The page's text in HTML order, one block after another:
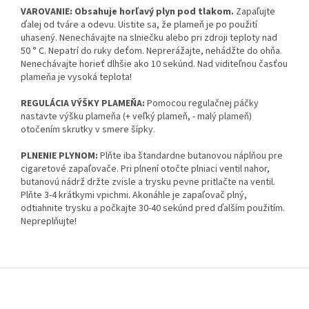
VAROVANIE: Obsahuje horľavý plyn pod tlakom. Zapaľujte
ďalej od tváre a odevu. Uistite sa, že plameň je po použití
uhasený. Nenechávajte na slniečku alebo pri zdroji teploty nad
50 ° C. Nepatrí do ruky deťom. Neprerážajte, nehádžte do ohňa.
Nenechávajte horieť dlhšie ako 10 sekúnd. Nad viditeľnou časťou
plameňa je vysoká teplota!
REGULÁCIA VÝŠKY PLAMEŇA: Pomocou regulačnej páčky
nastavte výšku plameňa (+ veľký plameň, - malý plameň)
otočením skrutky v smere šípky.
PLNENIE PLYNOM: Plňte iba štandardne butanovou náplňou pre
cigaretové zapaľovače. Pri plnení otočte plniaci ventil nahor,
butanovú nádrž držte zvisle a trysku pevne pritlačte na ventil.
Plňte 3-4 krátkymi vpichmi. Akonáhle je zapaľovač plný,
odtiahnite trysku a počkajte 30-40 sekúnd pred ďalším použitím.
Nepreplňujte!